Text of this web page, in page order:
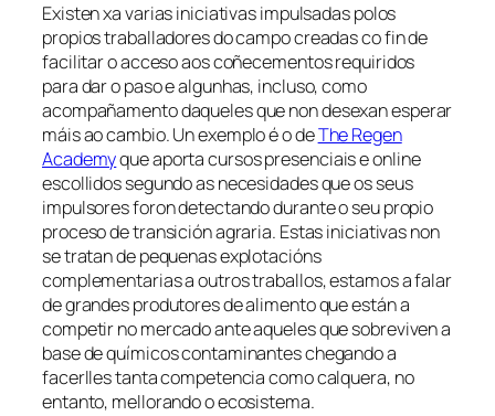
Existen xa varias iniciativas impulsadas polos
propios traballadores do campo creadas co fin de
facilitar o acceso aos coñecementos requiridos
para dar o paso e algunhas, incluso, como
acompañamento daqueles que non desexan esperar
máis ao cambio. Un exemplo é o deThe Regen
Academyque aporta cursos presenciais e online
escollidos segundo as necesidades que os seus
impulsores foron detectando durante o seu propio
proceso de transición agraria. Estas iniciativas non
se tratan de pequenas explotacións
complementarias a outros traballos, estamos a falar
de grandes produtores de alimento que están a
competir no mercado ante aqueles que sobreviven a
base de químicos contaminantes chegando a
facerlles tanta competencia como calquera, no
entanto, mellorando o ecosistema.